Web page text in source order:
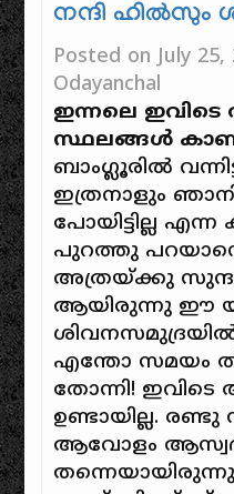
നന്ദി ഹിൽസും
Posted on July 25,
Odayanchal
ഇന്നലെ
സ്ഥലങ്ങൾ
ബാംഗ്ലൂരിൽ
ഇത്രനാളും
പോയിട്ടില്ല എന്ന
പുറത്തു
അത്രയ്‌ക്കു
ആയിരുന്നു ഈ
എന്തോ സമയം
തോന്നി!
ഉണ്ടായില്ല.
ആവോളം
തന്നെയായിരുന്നു